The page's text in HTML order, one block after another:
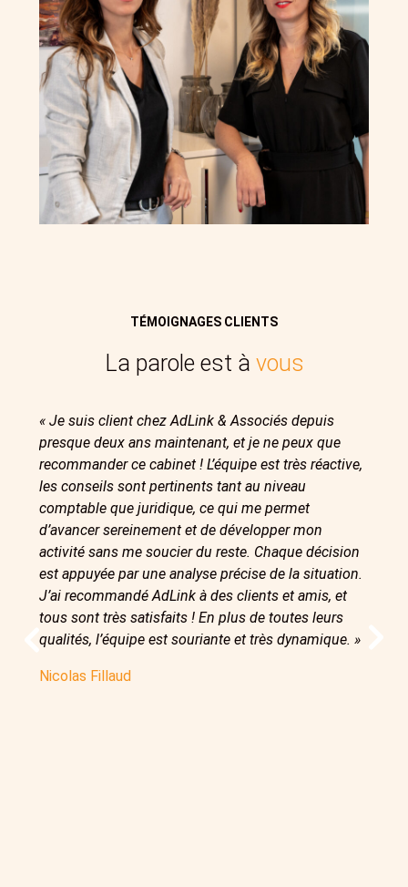
TÉMOIGNAGES CLIENTS
La parole est à vous
« Je suis client chez AdLink & Associés depuis
presque deux ans maintenant, et je ne peux que
recommander ce cabinet ! L’équipe est très réactive,
les conseils sont pertinents tant au niveau
comptable que juridique, ce qui me permet
d’avancer sereinement et de développer mon
activité sans me soucier du reste. Chaque décision
est appuyée par une analyse précise de la situation.
J’ai recommandé AdLink à des clients et amis, et
tous sont très satisfaits ! En plus de toutes leurs
qualités, l’équipe est souriante et très dynamique. »
Nicolas Fillaud